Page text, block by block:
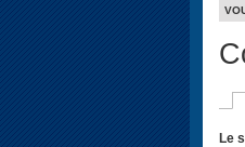
Le